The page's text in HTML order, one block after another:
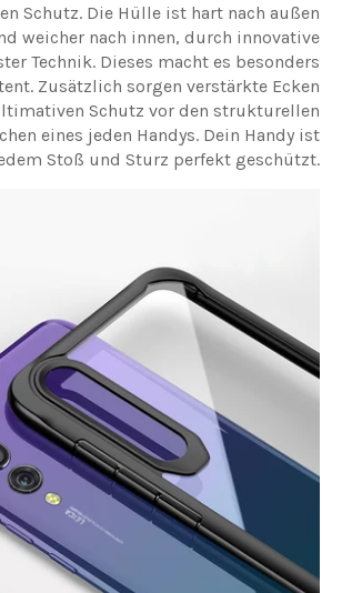
Schutz. Die Hülle ist hart nach außen
weicher nach innen, durch innovative
Technik. Dieses macht es besonders
Zusätzlich sorgen verstärkte Ecken
Schutz vor den strukturellen
eines jeden Handys. Dein Handy ist
Stoß und Sturz perfekt geschützt.